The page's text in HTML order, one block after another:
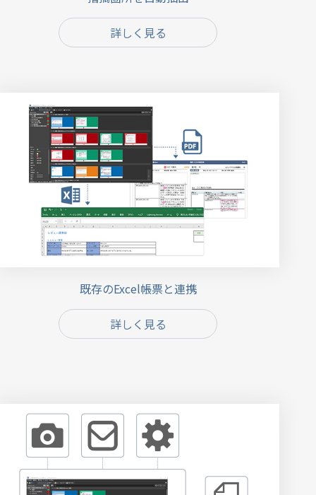
詳しく見る
既存のExcel帳票と連携
詳しく見る